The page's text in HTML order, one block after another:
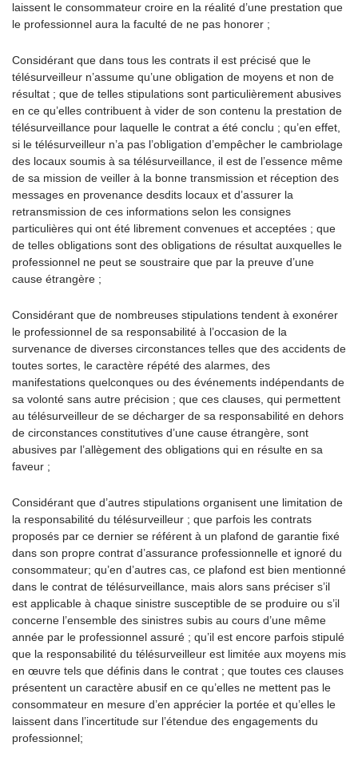
laissent le consommateur croire en la réalité d’une prestation que
le professionnel aura la faculté de ne pas honorer ;
Considérant que dans tous les contrats il est précisé que le
télésurveilleur n’assume qu’une obligation de moyens et non de
résultat ; que de telles stipulations sont particulièrement abusives
en ce qu’elles contribuent à vider de son contenu la prestation de
télésurveillance pour laquelle le contrat a été conclu ; qu’en effet,
si le télésurveilleur n’a pas l’obligation d’empêcher le cambriolage
des locaux soumis à sa télésurveillance, il est de l’essence même
de sa mission de veiller à la bonne transmission et réception des
messages en provenance desdits locaux et d’assurer la
retransmission de ces informations selon les consignes
particulières qui ont été librement convenues et acceptées ; que
de telles obligations sont des obligations de résultat auxquelles le
professionnel ne peut se soustraire que par la preuve d’une
cause étrangère ;
Considérant que de nombreuses stipulations tendent à exonérer
le professionnel de sa responsabilité à l’occasion de la
survenance de diverses circonstances telles que des accidents de
toutes sortes, le caractère répété des alarmes, des
manifestations quelconques ou des événements indépendants de
sa volonté sans autre précision ; que ces clauses, qui permettent
au télésurveilleur de se décharger de sa responsabilité en dehors
de circonstances constitutives d’une cause étrangère, sont
abusives par l’allègement des obligations qui en résulte en sa
faveur ;
Considérant que d’autres stipulations organisent une limitation de
la responsabilité du télésurveilleur ; que parfois les contrats
proposés par ce dernier se référent à un plafond de garantie fixé
dans son propre contrat d’assurance professionnelle et ignoré du
consommateur; qu’en d’autres cas, ce plafond est bien mentionné
dans le contrat de télésurveillance, mais alors sans préciser s’il
est applicable à chaque sinistre susceptible de se produire ou s’il
concerne l’ensemble des sinistres subis au cours d’une même
année par le professionnel assuré ; qu’il est encore parfois stipulé
que la responsabilité du télésurveilleur est limitée aux moyens mis
en œuvre tels que définis dans le contrat ; que toutes ces clauses
présentent un caractère abusif en ce qu’elles ne mettent pas le
consommateur en mesure d’en apprécier la portée et qu’elles le
laissent dans l’incertitude sur l’étendue des engagements du
professionnel;